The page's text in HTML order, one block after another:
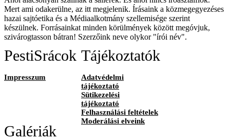
Mert ami odakerülne, az itt megjelenik. Írásaink a közmegegyezéses
hazai sajtóetika és a Médiaalkotmány szellemisége szerint
készülnek. Forrásainkat minden körülmények között megóvjuk,
szivárogtasson bátran! Szerzőink neve olykor "írói név".
PestiSrácok
Impresszum
Tájékoztatók
Adatvédelmi
tájékoztató
Sütikezelési
tájékoztató
Felhasználási feltételek
Moderálási elveink
Galériák